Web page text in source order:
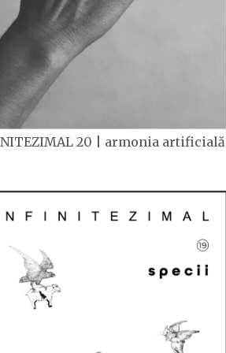
20 | armonia artificială